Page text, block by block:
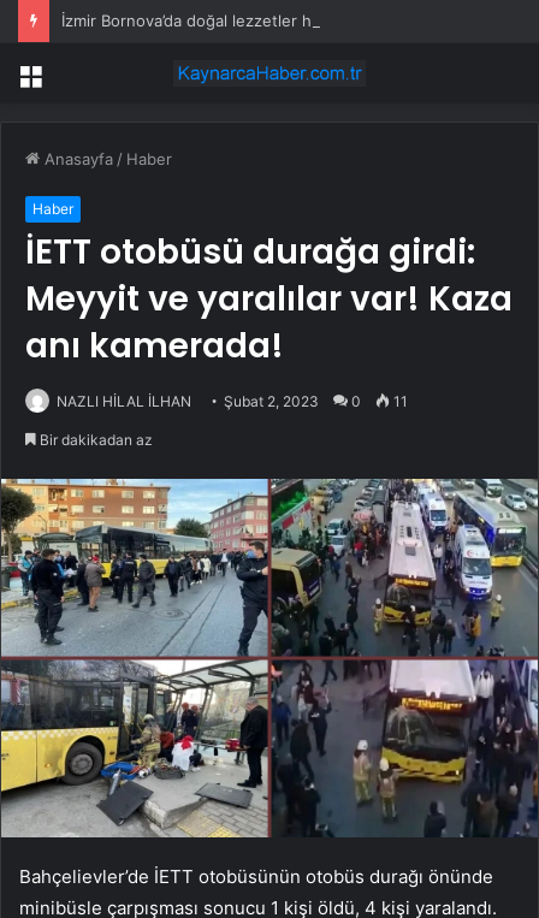
İzmir Bornova’da doğal lezzetler halkla buluşuyor
Menü
Anasayfa / Haber
Haber
İETT otobüsü durağa girdi:
Meyyit ve yaralılar var! Kaza
anı kamerada!
NAZLI HİLAL İLHAN Şubat 2, 2023 0 11
Bir dakikadan az
Bahçelievler’de İETT otobüsünün otobüs durağı önünde
minibüsle çarpışması sonucu 1 kişi öldü, 4 kişi yaralandı.